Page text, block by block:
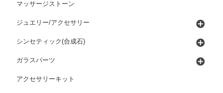
マッサージストーン
ジュエリー/アクセサリー
シンセティック(合成石)
ガラスパーツ
アクセサリーキット